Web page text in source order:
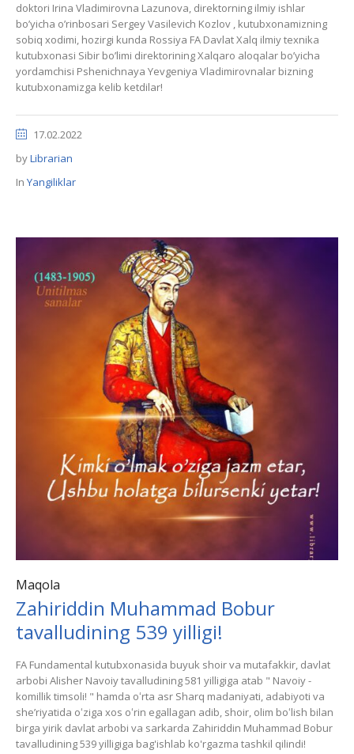
doktori Irina Vladimirovna Lazunova, direktorning ilmiy ishlar
boʼyicha oʼrinbosari Sergey Vasilevich Kozlov , kutubxonamizning
sobiq xodimi, hozirgi kunda Rossiya FА Davlat Xalq ilmiy texnika
kutubxonasi Sibir boʼlimi direktorining Xalqaro aloqalar boʼyicha
yordamchisi Pshenichnaya Yevgeniya Vladimirovnalar bizning
kutubxonamizga kelib ketdilar!
17.02.2022
byLibrarian
In Yangiliklar
Maqola
Zahiriddin Muhammad Bobur
tavalludining 539 yilligi!
FA Fundamental kutubxonasida buyuk shoir va mutafakkir, davlat
arbobi Alisher Navoiy tavalludining 581 yilligiga atab " Navoiy -
komillik timsoli! " hamda oʻrta asr Sharq madaniyati, adabiyoti va
sheʼriyatida oʻziga xos oʻrin egallagan adib, shoir, olim boʻlish bilan
birga yirik davlat arbobi va sarkarda Zahiriddin Muhammad Bobur
tavalludining 539 yilligiga bag'ishlab ko'rgazma tashkil qilindi!